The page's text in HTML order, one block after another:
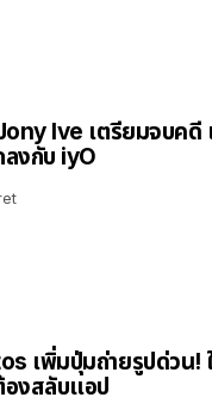
Ive เตรียมจบคดี
งกับ iyO
เพิ่มปุ่มถ่ายรูปด่วน!
องสลับแอป